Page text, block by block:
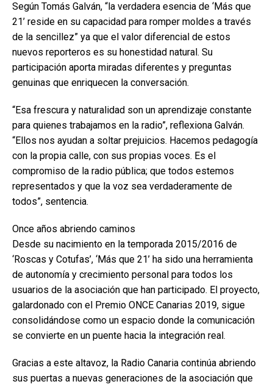
Según Tomás Galván, “la verdadera esencia de ‘Más que
21’ reside en su capacidad para romper moldes a través
de la sencillez” ya que el valor diferencial de estos
nuevos reporteros es su honestidad natural. Su
participación aporta miradas diferentes y preguntas
genuinas que enriquecen la conversación.
“Esa frescura y naturalidad son un aprendizaje constante
para quienes trabajamos en la radio”, reflexiona Galván.
“Ellos nos ayudan a soltar prejuicios. Hacemos pedagogía
con la propia calle, con sus propias voces. Es el
compromiso de la radio pública; que todos estemos
representados y que la voz sea verdaderamente de
todos”, sentencia.
Once años abriendo caminos
Desde su nacimiento en la temporada 2015/2016 de
‘Roscas y Cotufas’, ‘Más que 21’ ha sido una herramienta
de autonomía y crecimiento personal para todos los
usuarios de la asociación que han participado. El proyecto,
galardonado con el Premio ONCE Canarias 2019, sigue
consolidándose como un espacio donde la comunicación
se convierte en un puente hacia la integración real.
Gracias a este altavoz, la Radio Canaria continúa abriendo
sus puertas a nuevas generaciones de la asociación que